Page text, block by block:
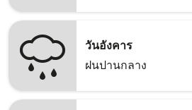
วันอังคาร
ฝนปานกลาง